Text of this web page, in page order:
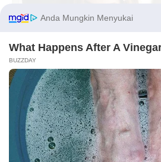
PRIVACY POLICY DISCLAIMER
BRAINBERRIES
These 9 Actresses Will Make You